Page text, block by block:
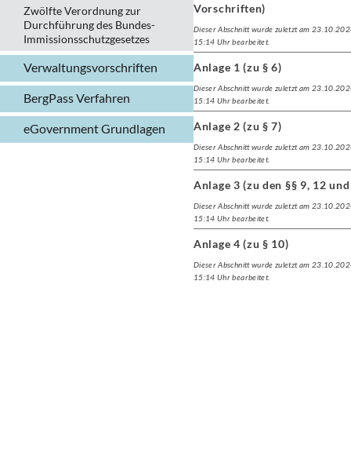
Zwölfte Verordnung zur
Durchführung des Bundes-
Immissionsschutzgesetzes
Verwaltungs­vorschriften
BergPass Verfahren
eGovernment Grundlagen
Vorschriften)
Dieser Abschnitt wurde zuletzt am
15:14 Uhr bearbeitet.
Anlage 1 (zu § 6)
Dieser Abschnitt wurde zuletzt am
15:14 Uhr bearbeitet.
Anlage 2 (zu § 7)
Dieser Abschnitt wurde zuletzt am
15:14 Uhr bearbeitet.
Anlage 3 (zu den §§ 9, 12
Dieser Abschnitt wurde zuletzt am
15:14 Uhr bearbeitet.
Anlage 4 (zu § 10)
Dieser Abschnitt wurde zuletzt am
15:14 Uhr bearbeitet.